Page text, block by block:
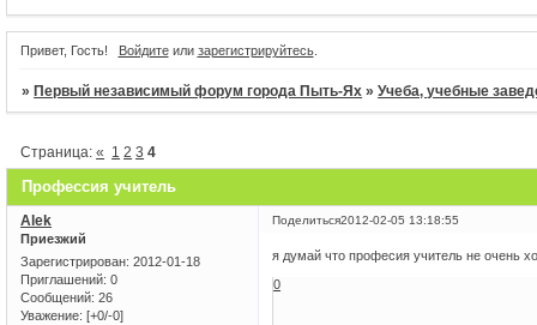
Привет, Гость! Войдитеили зарегистрируйтесь.
»Первый независимый форум города Пыть-Ях »Учеба, учебные
Профессия учитель
Страница:« 1 2 3 4
Поделиться2012-02-05 13:18:55
Alek
Приезжий
Зарегистрирован: 2012-01-18
Приглашений: 0
Сообщений: 26
Уважение: [+0/-0]
я думай что професия учитель не очень
0